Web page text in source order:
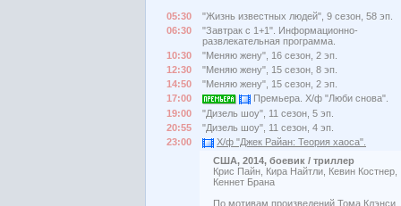
05:30
"Жизнь известных людей", 9 сезон, 58 эп.
06:30
"Завтрак с 1+1". Информационно-
развлекательная программа.
10:30
"Меняю жену", 16 сезон, 2 эп.
12:30
"Меняю жену", 15 сезон, 8 эп.
14:50
"Меняю жену", 15 сезон, 2 эп.
17:00
Премьера. Х/ф "Люби снова".
19:00
"Дизель шоу", 11 сезон, 5 эп.
20:55
"Дизель шоу", 11 сезон, 4 эп.
23:00
Х/ф "Джек Райан: Теория хаоса".
США, 2014, боевик / триллер
Крис Пайн, Кира Найтли, Кевин Костнер,
Кеннет Брана
По мотивам произведений Тома